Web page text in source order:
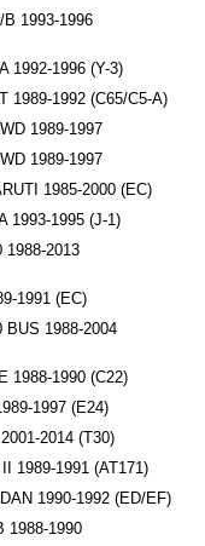
1993-1996
1992-1996 (Y-3)
1989-1992 (C65/C5-A)
1989-1997
1989-1997
1985-2000 (EC)
1993-1995 (J-1)
2013
1991 (EC)
1988-2004
1988-1990 (C22)
1997 (E24)
2014 (T30)
1989-1991 (AT171)
1990-1992 (ED/EF)
1988-1990